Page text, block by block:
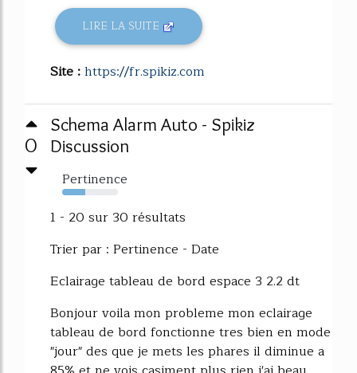
LIRE LA SUITE
Site :https://fr.spikiz.com
0
Schema Alarm Auto - Spikiz
Discussion
Pertinence
41%
1 - 20 sur 30 résultats
Trier par : Pertinence - Date
Eclairage tableau de bord espace 3 2.2 dt
Bonjour voila mon probleme mon eclairage
tableau de bord fonctionne tres bien en mode
"jour" des que je mets les phares il diminue a